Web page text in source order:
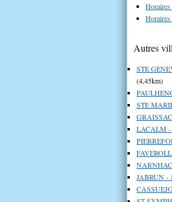
Horaires
Horaires
Autres
STE
(4,45km)
STE
LACALM -
JABRUN -